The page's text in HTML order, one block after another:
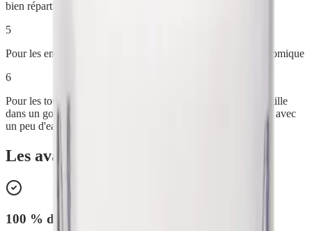
bien répartir la mousse dans la bouche
5
Pour les enfants, la
suffit et se révèle plus économique
6
Pour les tout-petits (version Douceur) : écrasez une demi-pastille
dans un gobelet avec la brosse à dents mouillée, émulsionnez avec
un peu d'eau, puis prélevez le mélange à la brosse
Les avantages de
100 % d'origine naturelle